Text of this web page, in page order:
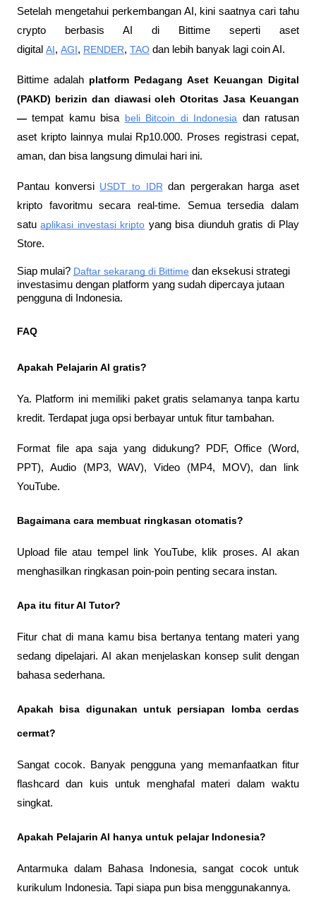
Setelah mengetahui perkembangan AI, kini saatnya cari tahu
crypto berbasis AI di Bittime seperti aset
digital AI, AGI, RENDER, TAO dan lebih banyak lagi coin AI.
Bittime adalah platform Pedagang Aset Keuangan Digital
(PAKD) berizin dan diawasi oleh Otoritas Jasa Keuangan
— tempat kamu bisa beli Bitcoin di Indonesia dan ratusan
aset kripto lainnya mulai Rp10.000. Proses registrasi cepat,
aman, dan bisa langsung dimulai hari ini.
Pantau konversi USDT to IDR dan pergerakan harga aset
kripto favoritmu secara real-time. Semua tersedia dalam
satu aplikasi investasi kripto yang bisa diunduh gratis di Play
Store.
Siap mulai? Daftar sekarang di Bittime dan eksekusi strategi
investasimu dengan platform yang sudah dipercaya jutaan
pengguna di Indonesia.
FAQ
Apakah Pelajarin AI gratis?
Ya. Platform ini memiliki paket gratis selamanya tanpa kartu
kredit. Terdapat juga opsi berbayar untuk fitur tambahan.
Format file apa saja yang didukung? PDF, Office (Word,
PPT), Audio (MP3, WAV), Video (MP4, MOV), dan link
YouTube.
Bagaimana cara membuat ringkasan otomatis?
Upload file atau tempel link YouTube, klik proses. AI akan
menghasilkan ringkasan poin-poin penting secara instan.
Apa itu fitur AI Tutor?
Fitur chat di mana kamu bisa bertanya tentang materi yang
sedang dipelajari. AI akan menjelaskan konsep sulit dengan
bahasa sederhana.
Apakah bisa digunakan untuk persiapan lomba cerdas
cermat?
Sangat cocok. Banyak pengguna yang memanfaatkan fitur
flashcard dan kuis untuk menghafal materi dalam waktu
singkat.
Apakah Pelajarin AI hanya untuk pelajar Indonesia?
Antarmuka dalam Bahasa Indonesia, sangat cocok untuk
kurikulum Indonesia. Tapi siapa pun bisa menggunakannya.